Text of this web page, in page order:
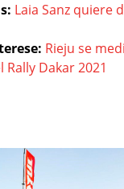
Laia Sanz quiere
Rieju se
Rally Dakar 2021